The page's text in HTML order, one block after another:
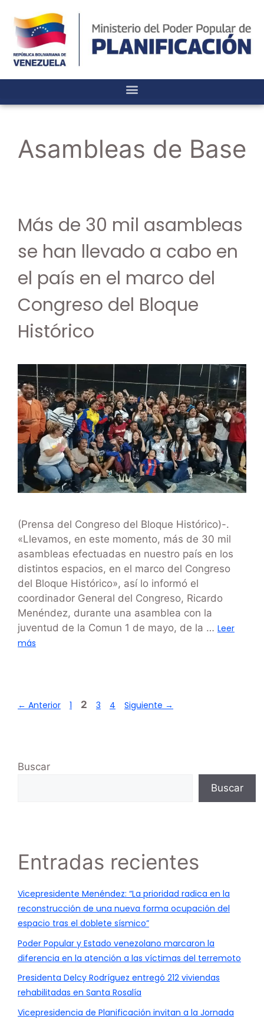
Asambleas de Base
Más de 30 mil asambleas
se han llevado a cabo en
el país en el marco del
Congreso del Bloque
Histórico
(Prensa del Congreso del Bloque Histórico)-.
«Llevamos, en este momento, más de 30 mil
asambleas efectuadas en nuestro país en los
distintos espacios, en el marco del Congreso
del Bloque Histórico», así lo informó el
coordinador General del Congreso, Ricardo
Menéndez, durante una asamblea con la
juventud de la Comun 1 de mayo, de la … Leer
más
← Anterior 1 2 3 4 Siguiente →
Buscar
Buscar
Entradas recientes
Vicepresidente Menéndez: “La prioridad radica en la
reconstrucción de una nueva forma ocupación del
espacio tras el doblete sísmico”
Poder Popular y Estado venezolano marcaron la
diferencia en la atención a las víctimas del terremoto
Presidenta Delcy Rodríguez entregó 212 viviendas
rehabilitadas en Santa Rosalía
Vicepresidencia de Planificación invitan a la Jornada